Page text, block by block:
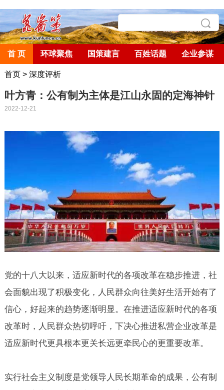
首 页 环球聚焦 国策建言 百姓话题 企业参谋
首页> 深度评析
叶方青：公有制为主体是江山永固的定海神针
2022-12-21
党的十八大以来，适应新时代的各项改革在稳步推进，社
会面貌出现了积极变化，人民群众向往美好生活开始有了
信心，好起来的趋势逐渐明显。在推进适应新时代的各项
改革时，人民群众热切呼吁，下决心推进私营企业改革是
适应新时代更具根本更关长远更牵民心的更重要改革。
实行社会主义制度是党领导人民长期革命的成果，公有制